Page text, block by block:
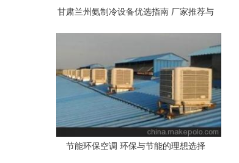
甘肃兰州氨制冷设备优选指南 厂家推荐与
节能环保空调 环保与节能的理想选择